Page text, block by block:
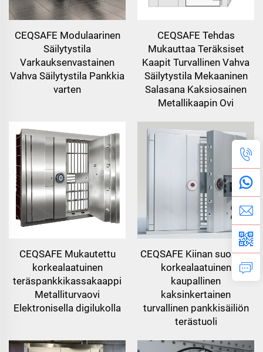
CEQSAFE Modulaarinen
Säilytystila
Varkauksenvastainen
Vahva Säilytystila Pankkia
varten
CEQSAFE Tehdas
Mukauttaa Teräksiset
Kaapit Turvallinen Vahva
Säilytystila Mekaaninen
Salasana Kaksiosainen
Metallikaapin Ovi
CEQSAFE Mukautettu
korkealaatuinen
teräspankkikassakaappi
Metalliturvaovi
Elektronisella digilukolla
CEQSAFE Kiinan suosittu
korkealaatuinen
kaupallinen
kaksinkertainen
turvallinen pankkisäiliön
terästuoli